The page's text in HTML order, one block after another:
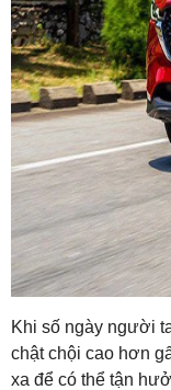
Khi số ngày người
chật chội cao hơn
xa để có thể tận